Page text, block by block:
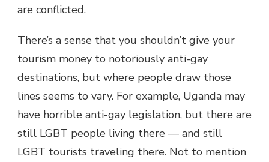
are conflicted.
There’s a sense that you shouldn’t give your
tourism money to notoriously anti-gay
destinations, but where people draw those
lines seems to vary. For example, Uganda may
have horrible anti-gay legislation, but there are
still LGBT people living there — and still
LGBT tourists traveling there. Not to mention